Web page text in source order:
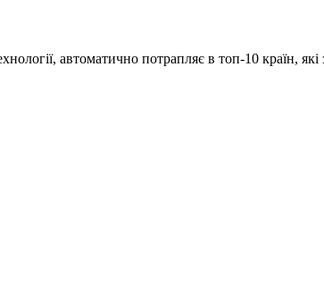
автоматично потрапляє в топ-10 країн,